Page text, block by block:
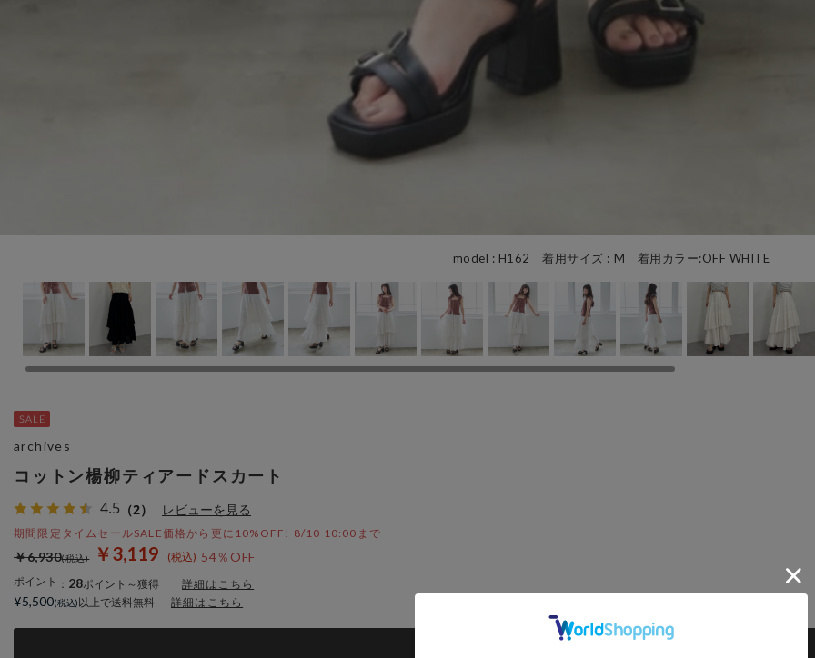
model : H162 着用サイズ : M 着用カラー:OFF WHITE
コットン楊柳ティアードスカート
4.5 （2） レビューを見る
期間限定タイムセールSALE価格から更に10%OFF! 8/10 10:00まで
￥3,119 54％OFF
￥6,930
ポイント ： 28ポイント～獲得 詳細はこちら
archives
¥5,500 以上で送料無料 詳細はこちら